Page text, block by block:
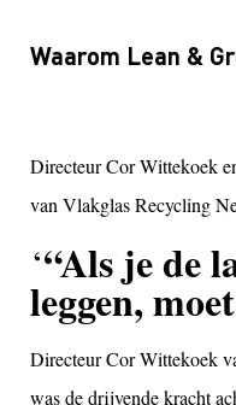
Waarom Lean &
Directeur Cor Wittekoek
van Vlakglas Recycling
“Als je de
leggen,
Directeur Cor Wittekoek
was de drijvende kracht